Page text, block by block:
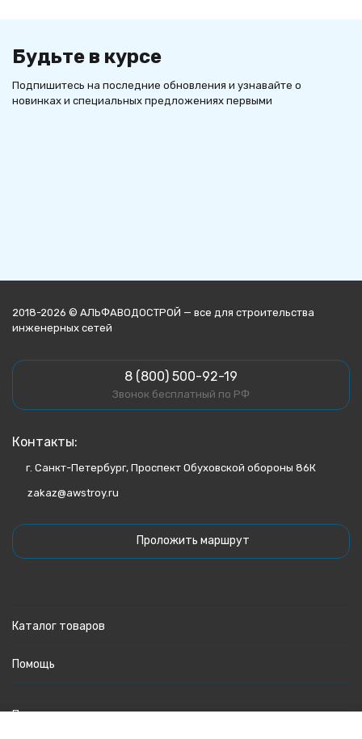
Будьте в курсе
Подпишитесь на последние обновления и узнавайте о
новинках и специальных предложениях первыми
2018-2026 © АЛЬФАВОДОСТРОЙ — все для строительства
инженерных сетей
8 (800) 500-92-19
Звонок бесплатный по РФ
Контакты:
г. Санкт-Петербург, Проспект Обуховской обороны 86К
zakaz@awstroy.ru
Проложить маршрут
Каталог товаров
Помощь
Политика персональных данных